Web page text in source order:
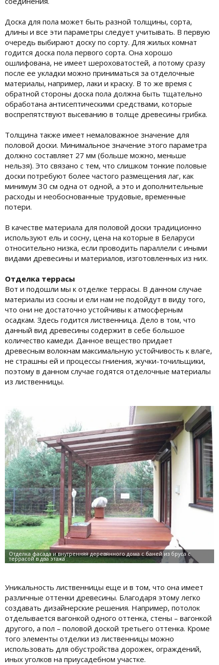
Доска для пола может быть разной толщины, сорта,
длины и все эти параметры следует учитывать. В первую
очередь выбирают доску по сорту. Для жилых комнат
годится доска пола первого сорта. Она хорошо
ошлифована, не имеет шероховатостей, а потому сразу
после ее укладки можно приниматься за отделочные
материалы, например, лаки и краску. В то же время с
обратной стороны доска пола должна быть тщательно
обработана антисептическими средствами, которые
воспрепятствуют высеванию в толще древесины грибка.
Толщина также имеет немаловажное значение для
половой доски. Минимальное значение этого параметра
должно составляет 27 мм (больше можно, меньше
нельзя). Это связано с тем, что слишком тонкие половые
доски потребуют более частого размещения лаг, как
минимум 30 см одна от одной, а это и дополнительные
расходы и необоснованные трудовые, временные
потери.
В качестве материала для половой доски традиционно
используют ель и сосну, цена на которые в Беларуси
относительно низка, если проводить параллели с иными
видами древесины и материалов, изготовленных из них.
Отделка террасы
Вот и подошли мы к отделке террасы. В данном случае
материалы из сосны и ели нам не подойдут в виду того,
что они не достаточно устойчивы к атмосферным
осадкам. Здесь годится лиственница. Дело в том, что
данный вид древесины содержит в себе большое
количество камеди. Данное вещество придает
древесным волокнам максимальную устойчивость к влаге,
не страшны ей и процессы гниения, жучки-точильщики,
поэтому в данном случае годятся отделочные материалы
из лиственницы.
Уникальность лиственницы еще и в том, что она имеет
различные оттенки древесины. Благодаря этому легко
создавать дизайнерские решения. Например, потолок
отделывается вагонкой одного оттенка, стены – вагонкой
другого, а пол – половой доской третьего оттенка. Кроме
того элементы отделки из лиственницы можно
использовать для обустройства дорожек, ограждений,
иных уголков на приусадебном участке.